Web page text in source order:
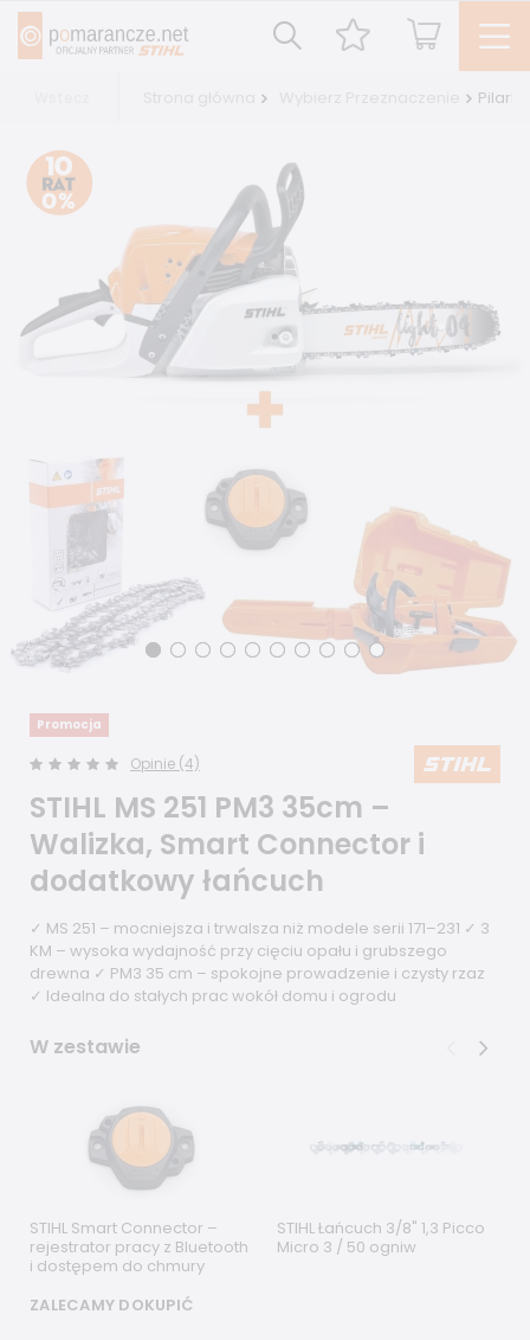
Promocja
Opinie (4)
STIHL MS 251 PM3 35cm –
Walizka, Smart Connector i
dodatkowy łańcuch
✓ MS 251 – mocniejsza i trwalsza niż modele serii 171–231 ✓ 3
KM – wysoka wydajność przy cięciu opału i grubszego
drewna ✓ PM3 35 cm – spokojne prowadzenie i czysty rzaz
✓ Idealna do stałych prac wokół domu i ogrodu
W zestawie
STIHL Smart Connector –
rejestrator pracy z Bluetooth
i dostępem do chmury
STIHL Łańcuch 3/8" 1,3 Picco
Micro 3 / 50 ogniw
ZALECAMY DOKUPIĆ